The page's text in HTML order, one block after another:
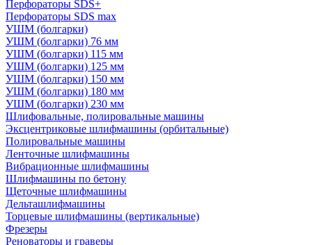
Перфораторы SDS+
Перфораторы SDS max
УШМ (болгарки)
УШМ (болгарки) 76 мм
УШМ (болгарки) 115 мм
УШМ (болгарки) 125 мм
УШМ (болгарки) 150 мм
УШМ (болгарки) 180 мм
УШМ (болгарки) 230 мм
Шлифовальные, полировальные машины
Эксцентриковые шлифмашины (орбитальные)
Полировальные машины
Ленточные шлифмашины
Вибрационные шлифмашины
Шлифмашины по бетону
Щеточные шлифмашины
Дельташлифмашины
Торцевые шлифмашины (вертикальные)
Фрезеры
Реноваторы и граверы